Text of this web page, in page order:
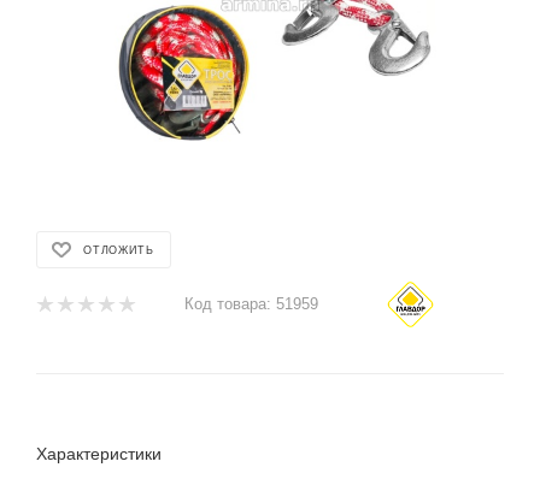
ОТЛОЖИТЬ
Код товара: 51959
Характеристики